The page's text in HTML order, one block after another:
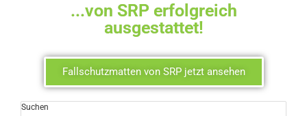
...von SRP erfolgreich
ausgestattet!
Fallschutzmatten von SRP jetzt ansehen
Suchen